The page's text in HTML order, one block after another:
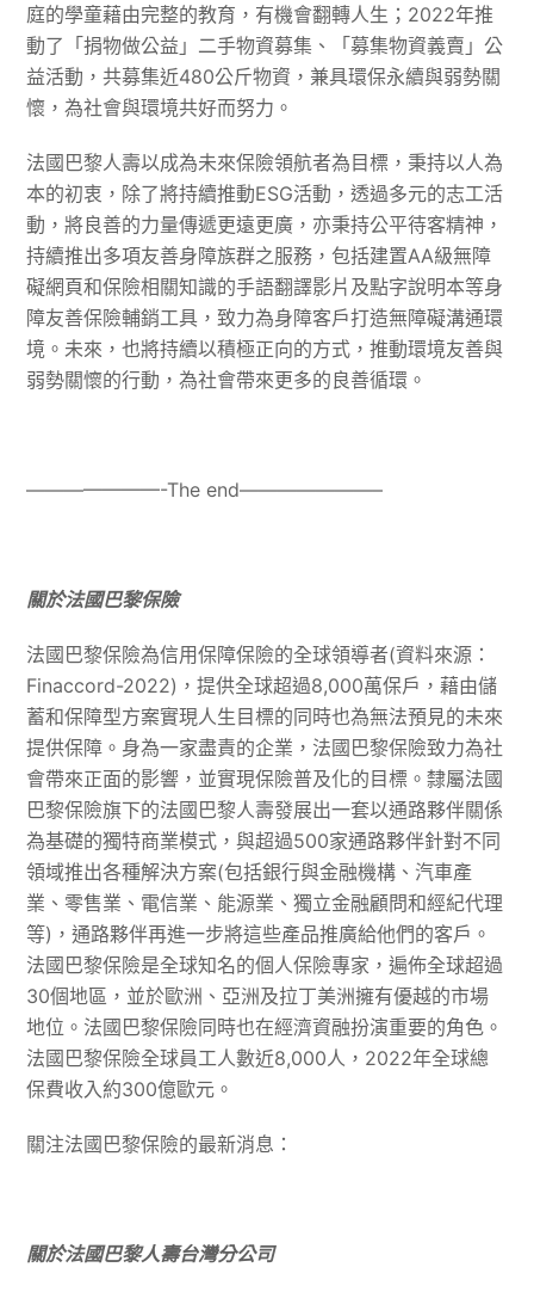
庭的學童藉由完整的教育，有機會翻轉人生；2022年推
動了「捐物做公益」二手物資募集、「募集物資義賣」公
益活動，共募集近480公斤物資，兼具環保永續與弱勢關
懷，為社會與環境共好而努力。
法國巴黎人壽以成為未來保險領航者為目標，秉持以人為
本的初衷，除了將持續推動ESG活動，透過多元的志工活
動，將良善的力量傳遞更遠更廣，亦秉持公平待客精神，
持續推出多項友善身障族群之服務，包括建置AA級無障
礙網頁和保險相關知識的手語翻譯影片及點字說明本等身
障友善保險輔銷工具，致力為身障客戶打造無障礙溝通環
境。未來，也將持續以積極正向的方式，推動環境友善與
弱勢關懷的行動，為社會帶來更多的良善循環。
———————-The end———————–
關於法國巴黎保險
法國巴黎保險為信用保障保險的全球領導者(資料來源：
Finaccord-2022)，提供全球超過8,000萬保戶，藉由儲
蓄和保障型方案實現人生目標的同時也為無法預見的未來
提供保障。身為一家盡責的企業，法國巴黎保險致力為社
會帶來正面的影響，並實現保險普及化的目標。隸屬法國
巴黎保險旗下的法國巴黎人壽發展出一套以通路夥伴關係
為基礎的獨特商業模式，與超過500家通路夥伴針對不同
領域推出各種解決方案(包括銀行與金融機構、汽車產
業、零售業、電信業、能源業、獨立金融顧問和經紀代理
等)，通路夥伴再進一步將這些產品推廣給他們的客戶。
法國巴黎保險是全球知名的個人保險專家，遍佈全球超過
30個地區，並於歐洲、亞洲及拉丁美洲擁有優越的市場
地位。法國巴黎保險同時也在經濟資融扮演重要的角色。
法國巴黎保險全球員工人數近8,000人，2022年全球總
保費收入約300億歐元。
關注法國巴黎保險的最新消息：
關於法國巴黎人壽台灣分公司